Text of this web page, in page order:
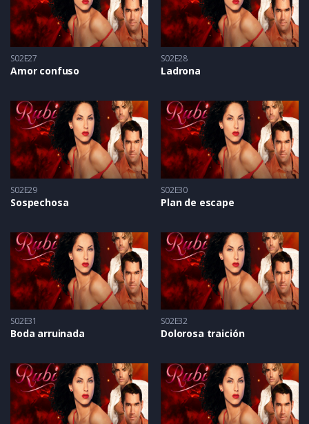
S02E27
Amor confuso
S02E28
Ladrona
S02E29
Sospechosa
S02E30
Plan de escape
S02E31
Boda arruinada
S02E32
Dolorosa traición